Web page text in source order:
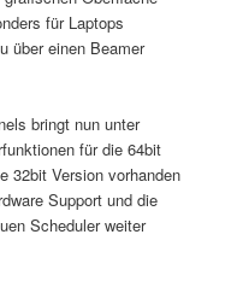
für Laptops
über einen Beamer
bringt nun unter
für die 64bit
32bit Version vorhanden
Support und die
Scheduler weiter